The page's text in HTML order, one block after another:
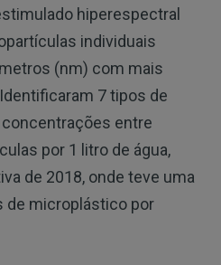
hiperespectral
individuais
(nm) com mais
7 tipos de
entre
por 1 litro de água,
de 2018, onde teve uma
de microplástico por